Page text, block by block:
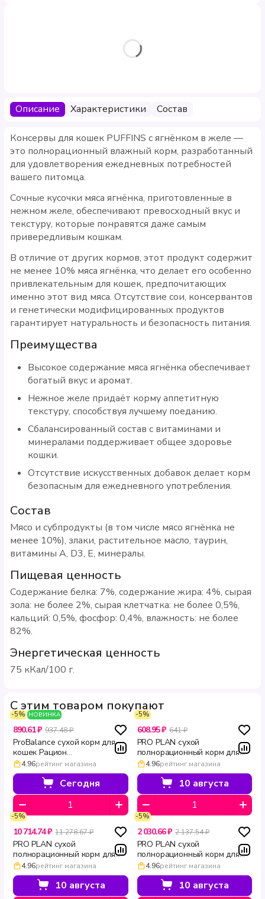
Описание Характеристики Состав
Консервы для кошек PUFFINS с ягнёнком в желе —
это полнорационный влажный корм, разработанный
для удовлетворения ежедневных потребностей
вашего питомца.
Сочные кусочки мяса ягнёнка, приготовленные в
нежном желе, обеспечивают превосходный вкус и
текстуру, которые понравятся даже самым
привередливым кошкам.
В отличие от других кормов, этот продукт содержит
не менее 10% мяса ягнёнка, что делает его особенно
привлекательным для кошек, предпочитающих
именно этот вид мяса. Отсутствие сои, консервантов
и генетически модифицированных продуктов
гарантирует натуральность и безопасность питания.
Преимущества
Высокое содержание мяса ягнёнка обеспечивает
богатый вкус и аромат.
Нежное желе придаёт корму аппетитную
текстуру, способствуя лучшему поеданию.
Сбалансированный состав с витаминами и
минералами поддерживает общее здоровье
кошки.
Отсутствие искусственных добавок делает корм
безопасным для ежедневного употребления.
Состав
Мясо и субпродукты (в том числе мясо ягнёнка не
менее 10%), злаки, растительное масло, таурин,
витамины A, D3, E, минералы.
Пищевая ценность
Содержание белка: 7%, содержание жира: 4%, сырая
зола: не более 2%, сырая клетчатка: не более 0,5%,
кальций: 0,5%, фосфор: 0,4%, влажность: не более
82%.
Энергетическая ценность
75 кКал/100 г.
С этим товаром покупают
НОВИНКА
-5%
890.61 ₽ 937.48 ₽
ProBalance сухой корм для
кошек Рацион
стерилизованных кошек с
уткой 1.8 кг
4.96рейтинг магазина
Сегодня
-5%
608.95 ₽ 641 ₽
PRO PLAN сухой
полнорационный корм для
взрослых кошек с лососем
для здоровья кожи и красоты
шерсти DERMA CARE 400 г
4.96рейтинг магазина
10 августа
-5%
10 714.74 ₽ 11 278.67 ₽
PRO PLAN сухой
полнорационный корм для
взрослых кошек с лососем
для здоровья кожи и красоты
шерсти DERMA CARE 10 кг
4.96рейтинг магазина
10 августа
-5%
2 030.66 ₽ 2 137.54 ₽
PRO PLAN сухой
полнорационный корм для
взрослых кошек с лососем
для здоровья кожи и красоты
шерсти DERMA CARE 1.5 кг
4.96рейтинг магазина
10 августа